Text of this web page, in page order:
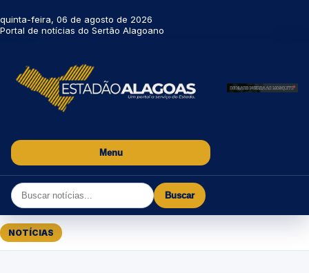
quinta-feira, 06 de agosto de 2026
Portal de notícias do Sertão Alagoano
Menu
Buscar
NOTÍCIAS